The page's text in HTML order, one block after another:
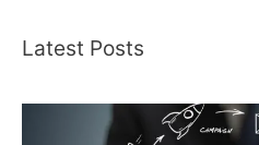
Latest Posts